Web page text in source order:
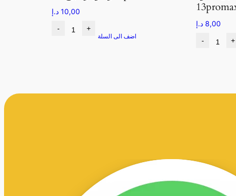
10,00 د.إ
- +
اضف الى السلة
8,00 د.إ
- +